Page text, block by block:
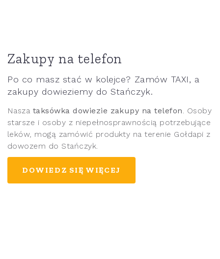
Zakupy na telefon
Po co masz stać w kolejce? Zamów TAXI, a
zakupy dowieziemy do Stańczyk.
Nasza taksówka dowiezie zakupy na telefon . Osoby
starsze i osoby z niepełnosprawnością potrzebujące
leków, mogą zamówić produkty na terenie Gołdapi z
dowozem do Stańczyk.
DOWIEDZ SIĘ WIĘCEJ